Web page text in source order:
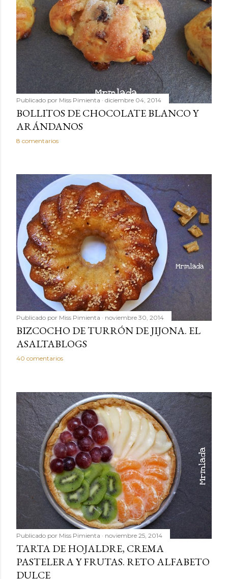
Publicado por Miss Pimienta diciembre 04, 2014
BOLLITOS DE CHOCOLATE BLANCO Y
ARÁNDANOS
8 comentarios
Publicado por Miss Pimienta noviembre 30, 2014
BIZCOCHO DE TURRÓN DE JIJONA. EL
ASALTABLOGS
40 comentarios
Publicado por Miss Pimienta noviembre 25, 2014
TARTA DE HOJALDRE, CREMA
PASTELERA Y FRUTAS. RETO ALFABETO
DULCE